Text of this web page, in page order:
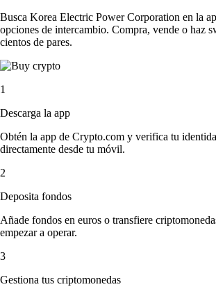
Busca Korea Electric Power Corporation en la
opciones de intercambio. Compra, vende o haz
cientos de pares.
1
Descarga la app
Obtén la app de Crypto.com y verifica tu
directamente desde tu móvil.
2
Deposita fondos
Añade fondos en euros o transfiere
empezar a operar.
3
Gestiona tus criptomonedas